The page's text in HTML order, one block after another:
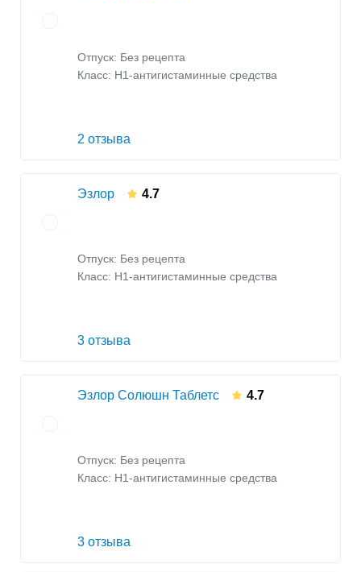
Отпуск: Без рецепта
Класс: H1-антигистаминные средства
2 отзыва
Эзлор 4.7
Отпуск: Без рецепта
Класс: H1-антигистаминные средства
3 отзыва
Эзлор Солюшн Таблетс 4.7
Отпуск: Без рецепта
Класс: H1-антигистаминные средства
3 отзыва